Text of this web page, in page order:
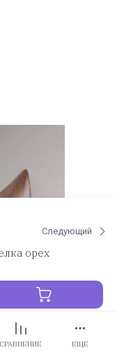
Следующий
орех
СРАВНЕНИЕ ЕЩЕ